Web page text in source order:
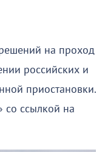
на проход
российских и
приостановки.
со ссылкой на